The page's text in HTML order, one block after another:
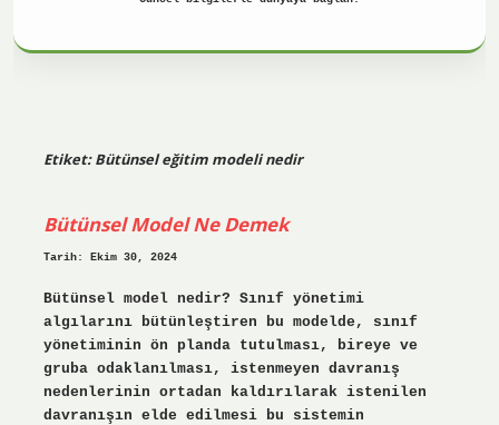
Etiket:Bütünsel eğitim modeli nedir
Bütünsel Model Ne Demek
Tarih: Ekim 30, 2024
Bütünsel model nedir? Sınıf yönetimi
algılarını bütünleştiren bu modelde, sınıf
yönetiminin ön planda tutulması, bireye ve
gruba odaklanılması, istenmeyen davranış
nedenlerinin ortadan kaldırılarak istenilen
davranışın elde edilmesi bu sistemin